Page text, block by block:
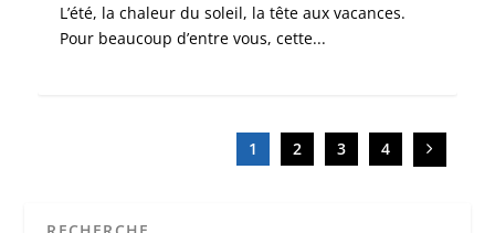
L’été, la chaleur du soleil, la tête aux vacances.
Pour beaucoup d’entre vous, cette...
1 2 3 4